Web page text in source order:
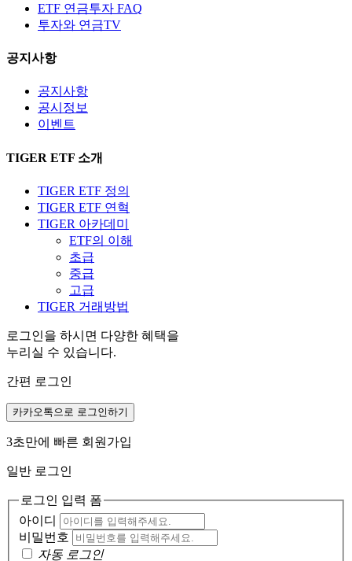
ETF 연금투자 FAQ
투자와 연금TV
공지사항
공지사항
공시정보
이벤트
TIGER ETF 소개
TIGER ETF 정의
TIGER ETF 연혁
TIGER 아카데미
ETF의 이해
초급
중급
고급
TIGER 거래방법
로그인을 하시면 다양한 혜택을
누리실 수 있습니다.
간편 로그인
카카오톡으로 로그인하기
3초만에 빠른 회원가입
일반 로그인
로그인 입력 폼
아이디
비밀번호
자동 로그인